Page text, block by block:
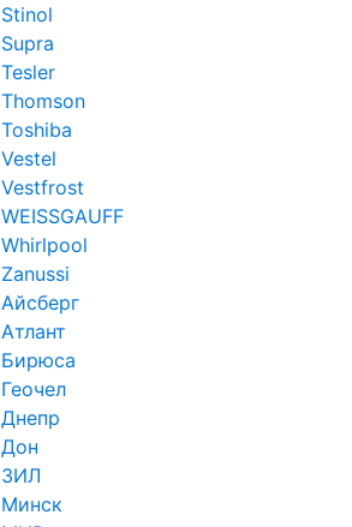
Stinol
Supra
Tesler
Thomson
Toshiba
Vestel
Vestfrost
WEISSGAUFF
Whirlpool
Zanussi
Айсберг
Атлант
Бирюса
Геочел
Днепр
Дон
ЗИЛ
Минск